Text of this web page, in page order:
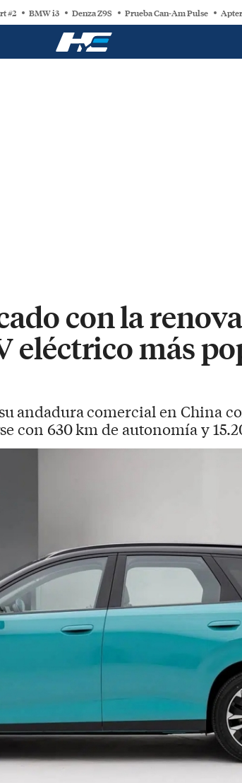
#2 BMW i3 Denza Z9S Prueba Can-Am Pulse
con la
eléctrico más
andadura comercial en China
con 630 km de autonomía y